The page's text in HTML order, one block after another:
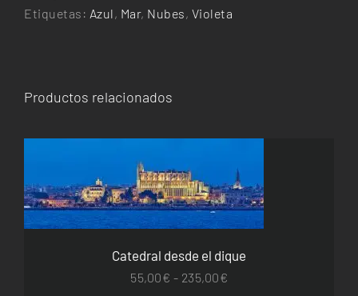
Etiquetas: Azul, Mar, Nubes, Violeta
Productos relacionados
SELECCIONAR OPCIONESESTE
PRODUCTO
TIENE
MÚLTIPLES
LAS
OPCIONES
/ DETALLES
Catedral desde el dique
55,00€ - 235,00€